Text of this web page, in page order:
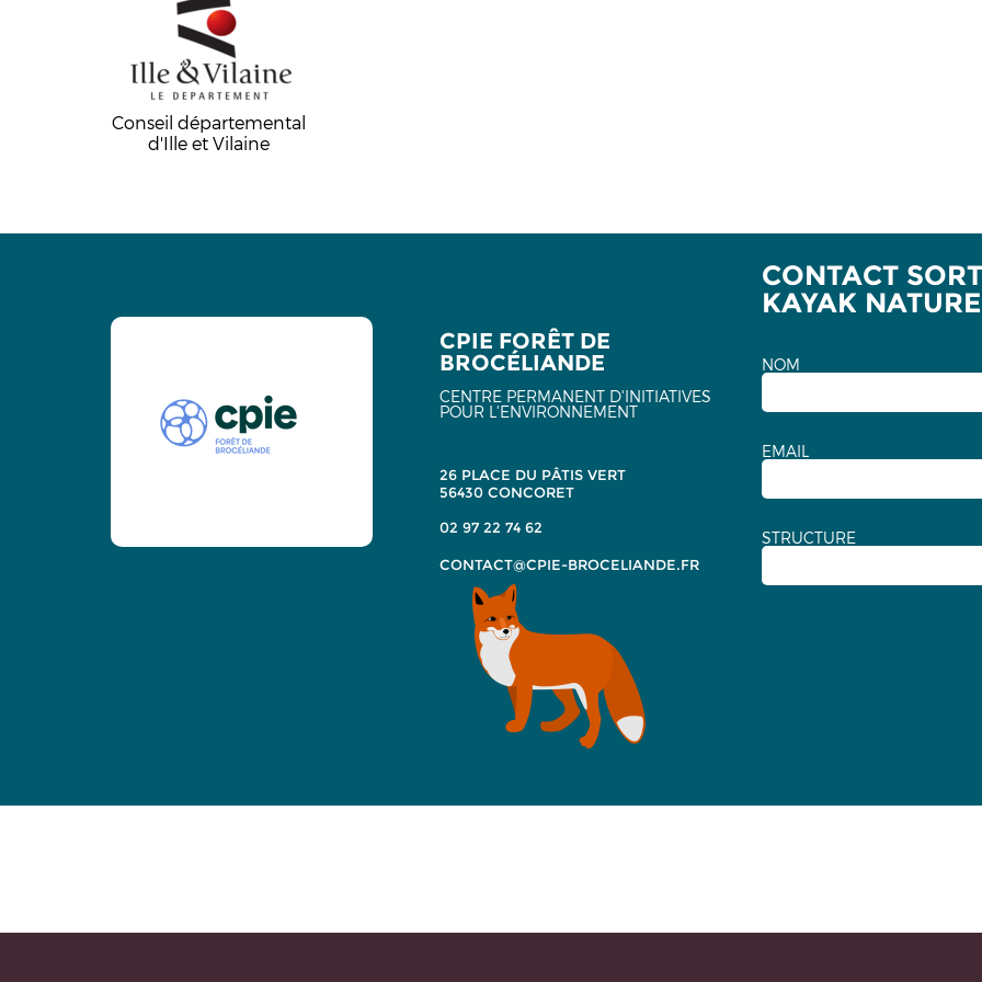
Conseil départemental
d'Ille et Vilaine
CPIE FORÊT DE
BROCÉLIANDE
CENTRE PERMANENT D'INITIATIVES
POUR L'ENVIRONNEMENT
26 PLACE DU PÂTIS VERT
56430 CONCORET
02 97 22 74 62
CONTACT@CPIE-BROCELIANDE.FR
CONTACT
KAYAK NATURE
NOM
EMAIL
STRUCTURE